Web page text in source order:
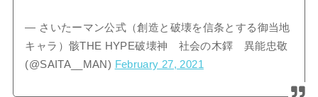
— さいたーマン公式（創造と破壊を信条とする御当地
キャラ）骸THE HYPE破壊神 社会の木鐸 異能忠敬
(@SAITA__MAN) February 27, 2021